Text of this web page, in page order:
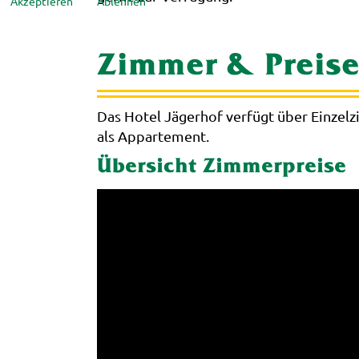
Zimmer & Preise
Das Hotel Jägerhof verfügt über
als Appartement.
Übersicht Zimmerpreise